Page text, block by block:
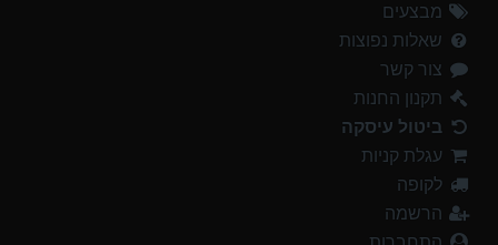
מבצעים
שאלות נפוצות
צור קשר
תקנון החנות
ביטול עיסקה
עגלת קניות
לקופה
הרשמה